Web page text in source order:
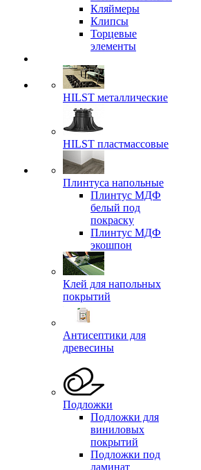
Кляймеры
Клипсы
Торцевые
элементы
HILST металлические
HILST пластмассовые
Плинтуса напольные
Плинтус МДФ
белый под
покраску
Плинтус МДФ
экошпон
Клей для напольных
покрытий
Антисептики для
древесины
Подложки
Подложки для
виниловых
покрытий
Подложки под
ламинат